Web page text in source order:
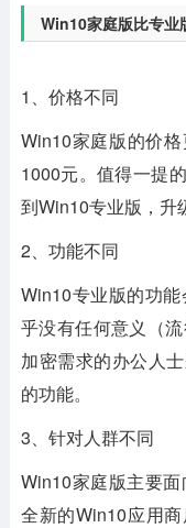
Win10家庭版比专业
1、价格不同
Win10家庭版的价
1000元。值得一提
到Win10专业版，升
2、功能不同
Win10专业版的功
乎没有任何意义（
加密需求的办公人
的功能。
3、针对人群不同
Win10家庭版主要
全新的Win10应用